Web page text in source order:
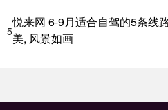
5
悦来网 6-9月适合自驾的5条线
美, 风景如画